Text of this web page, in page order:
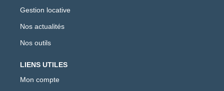
Gestion locative
Nos actualités
Nos outils
LIENS UTILES
Mon compte